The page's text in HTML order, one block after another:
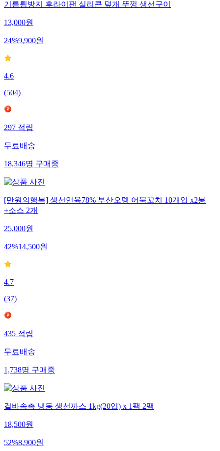
기름튐방지 후라이팬 실리콘 덮개 뚜껑 생선구이
13,000원
24%9,900원
4.6
(504)
297 적립
무료배송
18,346명 구매중
[만원의행복] 생선연육78% 부산오뎅 어묵꼬치 10개입 x2봉
+소스 2개
25,000원
42%14,500원
4.7
(37)
435 적립
무료배송
1,738명 구매중
겉바속촉 냉동 생선까스 1kg(20입) x 1팩 2팩
18,500원
52%8,900원